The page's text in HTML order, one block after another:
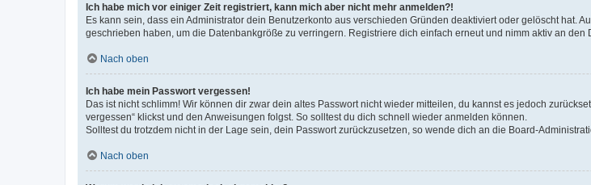
Ich habe mich vor einiger Zeit registriert, kann mich aber nicht mehr anmelden?!
Es kann sein, dass ein Administrator dein Benutzerkonto aus verschieden Gründen deaktiviert oder gelöscht hat.
geschrieben haben, um die Datenbankgröße zu verringern. Registriere dich einfach erneut und nimm aktiv an den
Nach oben
Ich habe mein Passwort vergessen!
Das ist nicht schlimm! Wir können dir zwar dein altes Passwort nicht wieder mitteilen, du kannst es jedoch
vergessen“ klickst und den Anweisungen folgst. So solltest du dich schnell wieder anmelden können.
Solltest du trotzdem nicht in der Lage sein, dein Passwort zurückzusetzen, so wende dich an die Board-
Nach oben